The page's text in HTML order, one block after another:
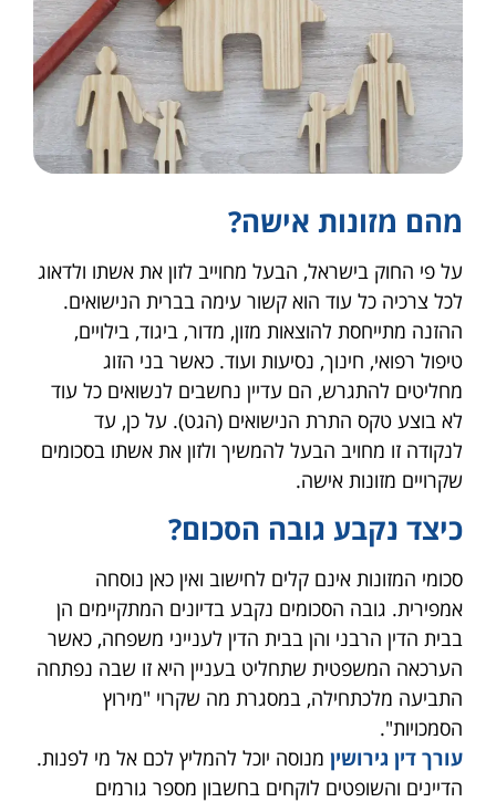
מהם מזונות אישה?
על פי החוק בישראל, הבעל מחוייב לזון את אשתו ולדאוג
לכל צרכיה כל עוד הוא קשור עימה בברית הנישואים.
ההזנה מתייחסת להוצאות מזון, מדור, ביגוד, בילויים,
טיפול רפואי, חינוך, נסיעות ועוד. כאשר בני הזוג
מחליטים להתגרש, הם עדיין נחשבים לנשואים כל עוד
לא בוצע טקס התרת הנישואים (הגט). על כן, עד
לנקודה זו מחויב הבעל להמשיך ולזון את אשתו בסכומים
שקרויים מזונות אישה.
כיצד נקבע גובה הסכום?
סכומי המזונות אינם קלים לחישוב ואין כאן נוסחה
אמפירית. גובה הסכומים נקבע בדיונים המתקיימים הן
בבית הדין הרבני והן בבית הדין לענייני משפחה, כאשר
הערכאה המשפטית שתחליט בעניין היא זו שבה נפתחה
התביעה מלכתחילה, במסגרת מה שקרוי "מירוץ
הסמכויות".
עורך דין גירושין מנוסה יוכל להמליץ לכם אל מי לפנות.
הדיינים והשופטים לוקחים בחשבון מספר גורמים